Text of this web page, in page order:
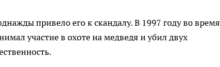
привело его к скандалу. В 1997 году во время
участие в охоте на медведя и убил двух